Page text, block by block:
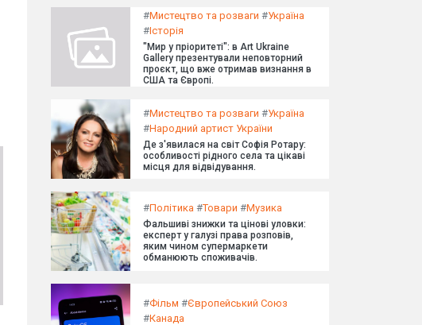
#Мистецтво та розваги #Україна
#Історія
"Мир у пріоритеті": в Art Ukraine
Gallery презентували неповторний
проєкт, що вже отримав визнання в
США та Європі.
#Мистецтво та розваги #Україна
#Народний артист України
Де з'явилася на світ Софія Ротару:
особливості рідного села та цікаві
місця для відвідування.
#Політика #Товари #Музика
Фальшиві знижки та цінові уловки:
експерт у галузі права розповів,
яким чином супермаркети
обманюють споживачів.
#Фільм #Європейський Союз
#Канада